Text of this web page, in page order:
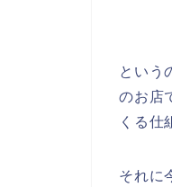
という
のお店
くる仕
それに